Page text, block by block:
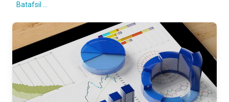
Batafsil ...